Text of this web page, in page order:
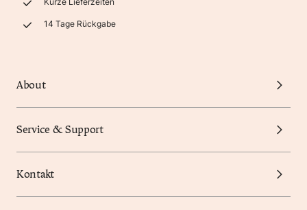
14 Tage Rückgabe
About
Service & Support
Kontakt